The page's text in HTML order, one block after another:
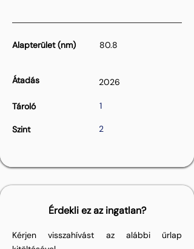
Alapterület (nm) 80.8
Átadás 2026
Tároló 1
Szint 2
Érdekli ez az ingatlan?
Kérjen visszahívást az alábbi űrlap